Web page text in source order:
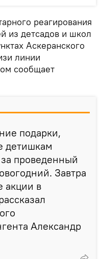
реагирования
из детсадов и школ
Аскеранского
линии
сообщает
подарки,
детишкам
проведенный
Завтра
акции в
Александр